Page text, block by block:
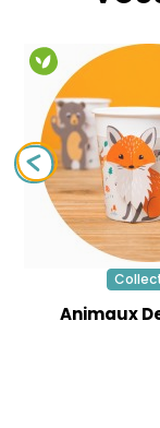
Animaux